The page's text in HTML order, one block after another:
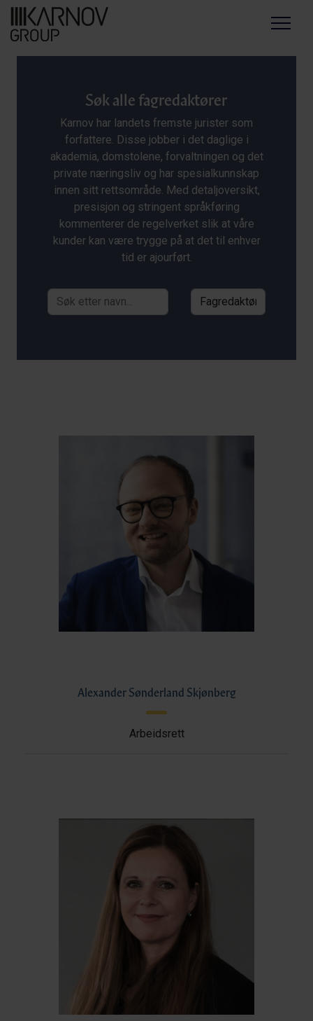
Menu
Søk alle fagredaktører
Karnov har landets fremste jurister som
forfattere. Disse jobber i det daglige i
akademia, domstolene, forvaltningen og det
private næringsliv og har spesialkunnskap
innen sitt rettsområde. Med detaljoversikt,
presisjon og stringent språkføring
kommenterer de regelverket slik at våre
kunder kan være trygge på at det til enhver
tid er ajourført.
Alexander Sønderland Skjønberg
Arbeidsrett